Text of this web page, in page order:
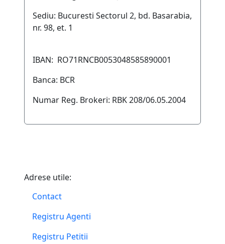
Sediu: Bucuresti Sectorul 2, bd. Basarabia,
nr. 98, et. 1
IBAN: RO71RNCB0053048585890001
Banca: BCR
Numar Reg. Brokeri: RBK 208/06.05.2004
Adrese utile:
Contact
Registru Agenti
Registru Petitii